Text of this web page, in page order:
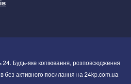
Будь-яке копіювання, розповсюдження
без активного посилання на 24kp.com.ua